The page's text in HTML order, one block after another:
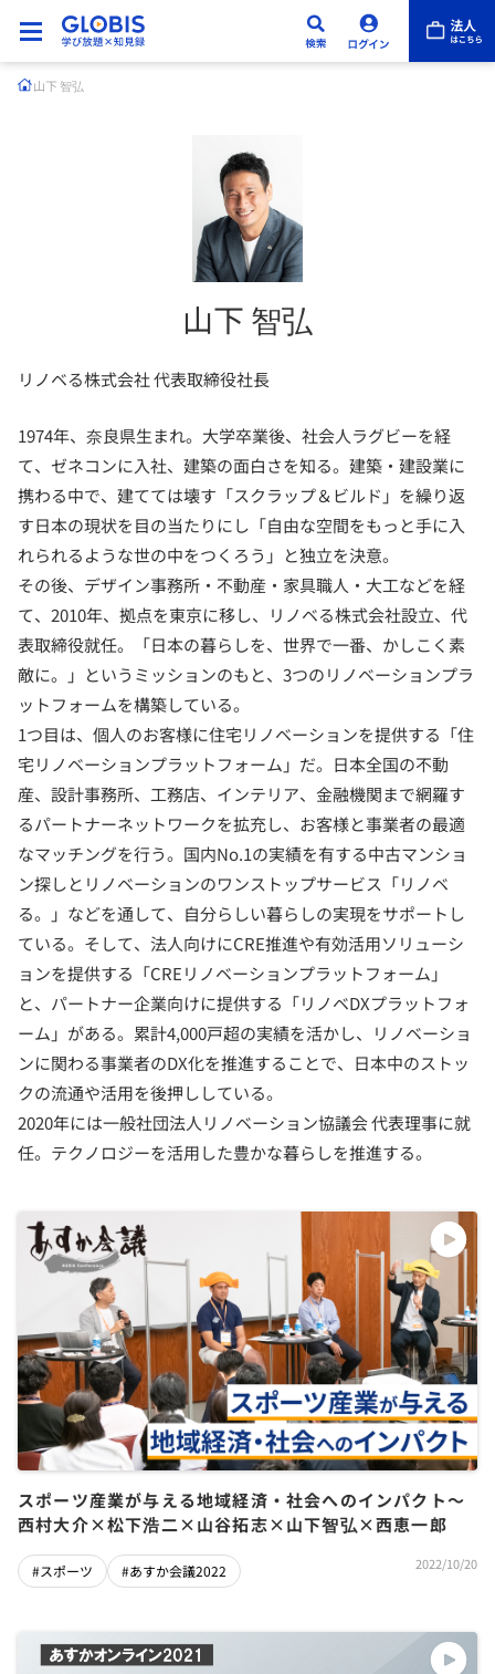
山下 智弘
山下 智弘
リノベる株式会社 代表取締役社長
1974年、奈良県生まれ。大学卒業後、社会人ラグビーを経
て、ゼネコンに入社、建築の面白さを知る。建築・建設業に
携わる中で、建てては壊す「スクラップ＆ビルド」を繰り返
す日本の現状を目の当たりにし「自由な空間をもっと手に入
れられるような世の中をつくろう」と独立を決意。
その後、デザイン事務所・不動産・家具職人・大工などを経
て、2010年、拠点を東京に移し、リノベる株式会社設立、代
表取締役就任。「日本の暮らしを、世界で一番、かしこく素
敵に。」というミッションのもと、3つのリノベーションプラ
ットフォームを構築している。
1つ目は、個人のお客様に住宅リノベーションを提供する「住
宅リノベーションプラットフォーム」だ。日本全国の不動
産、設計事務所、工務店、インテリア、金融機関まで網羅す
るパートナーネットワークを拡充し、お客様と事業者の最適
なマッチングを行う。国内No.1の実績を有する中古マンショ
ン探しとリノベーションのワンストップサービス「リノベ
る。」などを通して、自分らしい暮らしの実現をサポートし
ている。そして、法人向けにCRE推進や有効活用ソリューシ
ョンを提供する「CREリノベーションプラットフォーム」
と、パートナー企業向けに提供する「リノベDXプラットフォ
ーム」がある。累計4,000戸超の実績を活かし、リノベーショ
ンに関わる事業者のDX化を推進することで、日本中のストッ
クの流通や活用を後押ししている。
2020年には一般社団法人リノベーション協議会 代表理事に就
任。テクノロジーを活用した豊かな暮らしを推進する。
スポーツ産業が与える地域経済・社会へのインパクト～
西村大介×松下浩二×山谷拓志×山下智弘×西恵一郎
#スポーツ #あすか会議2022 2022/10/20